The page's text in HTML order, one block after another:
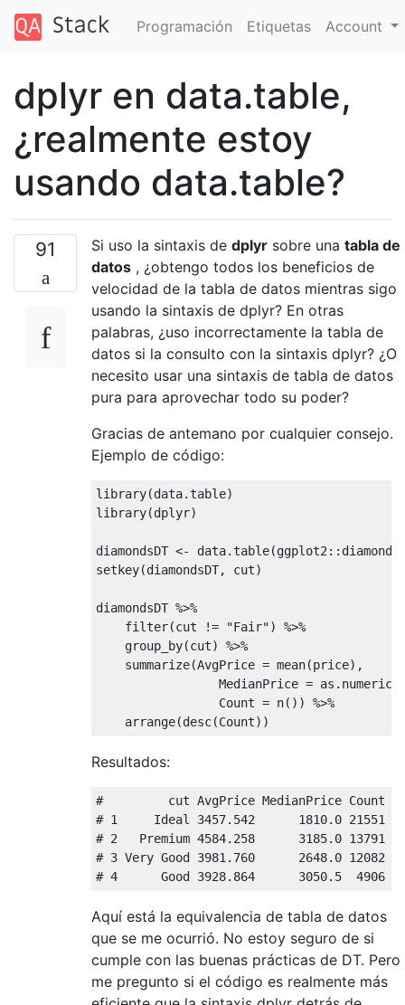
Programación Etiquetas Account
dplyr en data.table,
¿realmente estoy
usando data.table?
91 Si uso la sintaxis de dplyr sobre una tabla de
datos , ¿obtengo todos los beneficios de
velocidad de la tabla de datos mientras sigo
usando la sintaxis de dplyr? En otras
palabras, ¿uso incorrectamente la tabla de
datos si la consulto con la sintaxis dplyr? ¿O
necesito usar una sintaxis de tabla de datos
pura para aprovechar todo su poder?
Gracias de antemano por cualquier consejo.
Ejemplo de código:
library
library(dplyr)
diamondsDT <-
setkey(diamondsDT, cut)
diamondsDT %>%
    filter(cut !=
"Fair") %>%
    group_by(cut) %>%
    summarize(AvgPrice = mean(price),
MedianPrice =
                 Count = n()) %>%
Resultados:
#         cut AvgPrice MedianPrice Count
# 1     Ideal 3457.542      1810.0 21551
# 2   Premium 4584.258      3185.0 13791
# 3 Very Good 3981.760      2648.0 12082
# 4      Good 3928.864      3050.5  4906
Aquí está la equivalencia de tabla de datos
que se me ocurrió. No estoy seguro de si
cumple con las buenas prácticas de DT. Pero
me pregunto si el código es realmente más